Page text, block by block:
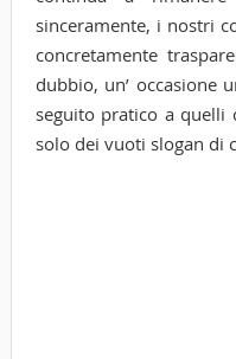
sinceramente, i nostri
concretamente
dubbio, un’ occasione
seguito pratico a quelli
solo dei vuoti slogan di